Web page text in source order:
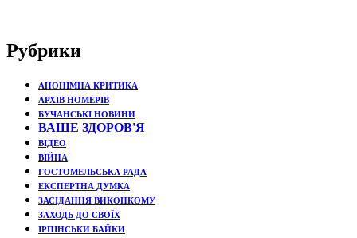
Рубрики
АНОНІМНА КРИТИКА
АРХІВ НОМЕРІВ
БУЧАНСЬКІ НОВИНИ
ВАШЕ ЗДОРОВ'Я
ВІДЕО
ВІЙНА
ГОСТОМЕЛЬСЬКА РАДА
ЕКСПЕРТНА ДУМКА
ЗАСІДАННЯ ВИКОНКОМУ
ЗАХОДЬ ДО СВОЇХ
ІРПІНСЬКИ БАЙКИ